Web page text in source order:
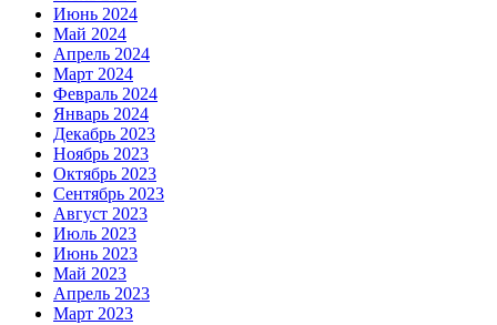
Июнь 2024
Май 2024
Апрель 2024
Март 2024
Февраль 2024
Январь 2024
Декабрь 2023
Ноябрь 2023
Октябрь 2023
Сентябрь 2023
Август 2023
Июль 2023
Июнь 2023
Май 2023
Апрель 2023
Март 2023